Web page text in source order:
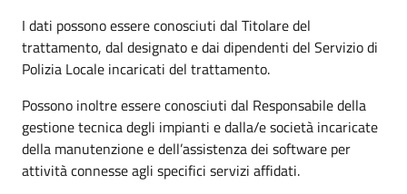
I dati possono essere conosciuti dal Titolare del
trattamento, dal designato e dai dipendenti del Servizio di
Polizia Locale incaricati del trattamento.
Possono inoltre essere conosciuti dal Responsabile della
gestione tecnica degli impianti e dalla/e società incaricate
della manutenzione e dell’assistenza dei software per
attività connesse agli specifici servizi affidati.